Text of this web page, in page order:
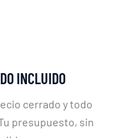
INCLUIDO
cerrado y todo
presupuesto, sin